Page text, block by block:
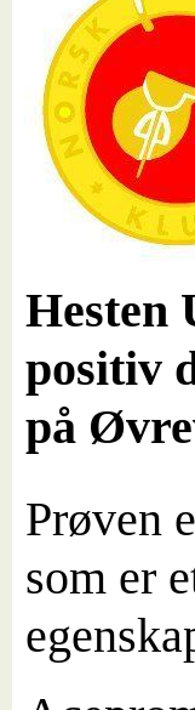
Hesten
positiv
på
Prøven
som er